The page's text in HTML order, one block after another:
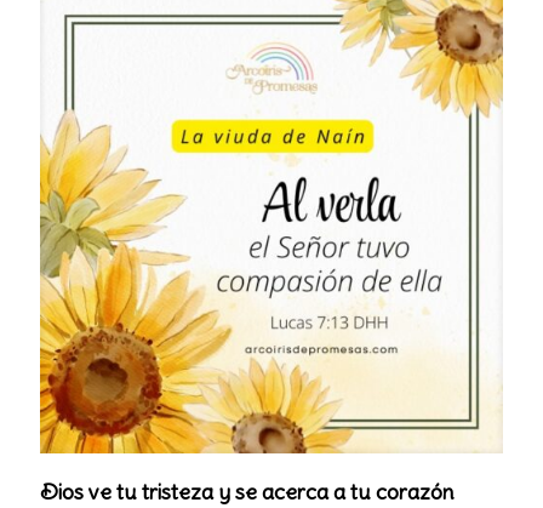
Dios ve tu tristeza y se acerca a tu corazón